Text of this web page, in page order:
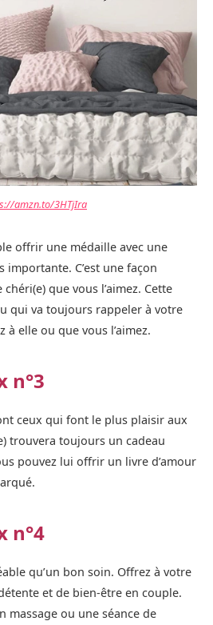
amzn.to/3HTjIra
offrir une médaille avec une
C’est une façon
que vous l’aimez. Cette
qui va toujours rappeler à votre
à elle ou que vous l’aimez.
n°3
ceux qui font le plus plaisir aux
trouvera toujours un cadeau
pouvez lui offrir un livre d’amour
n°4
qu’un bon soin. Offrez à votre
et de bien-être en couple.
massage ou une séance de